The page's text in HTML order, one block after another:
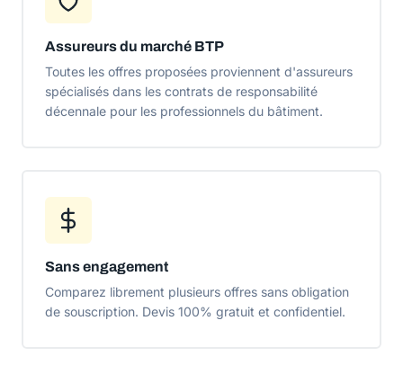
Assureurs du marché BTP
Toutes les offres proposées proviennent d'assureurs
spécialisés dans les contrats de responsabilité
décennale pour les professionnels du bâtiment.
Sans engagement
Comparez librement plusieurs offres sans obligation
de souscription. Devis 100% gratuit et confidentiel.